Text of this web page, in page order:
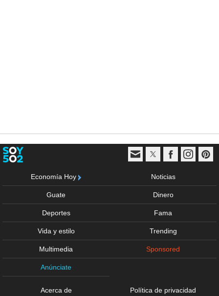
Economía Hoy Noticias
Guate Dinero
Deportes Fama
Vida y estilo Trending
Multimedia Sponsored
Anúnciate
Acerca de Política de privacidad